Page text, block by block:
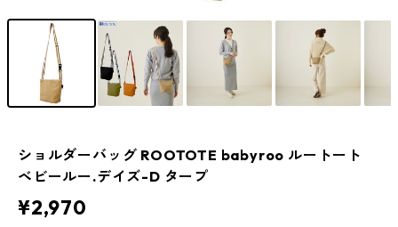
ショルダーバッグ ROOTOTE babyroo ルートート
ベビールー.デイズ-D タープ
¥2,970